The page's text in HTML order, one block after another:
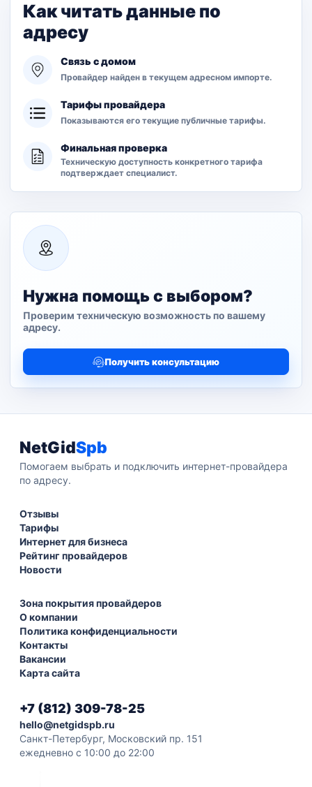
Как читать данные по
адресу
Связь с домом
Провайдер найден в текущем адресном импорте.
Тарифы провайдера
Показываются его текущие публичные тарифы.
Финальная проверка
Техническую доступность конкретного тарифа
подтверждает специалист.
Нужна помощь с выбором?
Проверим техническую возможность по вашему
адресу.
Получить консультацию
NetGidSpb
Помогаем выбрать и подключить интернет-провайдера
по адресу.
Отзывы
Тарифы
Интернет для бизнеса
Рейтинг провайдеров
Новости
Зона покрытия провайдеров
О компании
Политика конфиденциальности
Контакты
Вакансии
Карта сайта
+7 (812) 309-78-25
hello@netgidspb.ru
Санкт-Петербург, Московский пр. 151
ежедневно с 10:00 до 22:00